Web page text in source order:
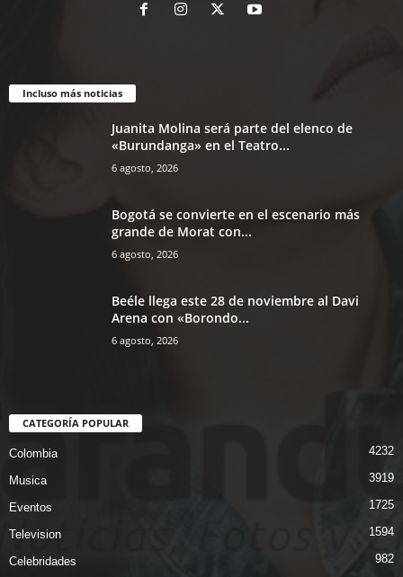
Incluso más noticias
Juanita Molina será parte del elenco de
«Burundanga» en el Teatro...
6 agosto, 2026
Bogotá se convierte en el escenario más
grande de Morat con...
6 agosto, 2026
Beéle llega este 28 de noviembre al Davi
Arena con «Borondo...
6 agosto, 2026
CATEGORÍA POPULAR
Colombia 4232
Musica 3919
Eventos 1725
Television 1594
Celebridades 982